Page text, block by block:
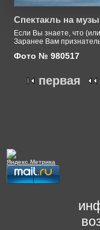
Спектакль на
Если Вы знаете, что
Заранее Вам
Фото № 980517
первая